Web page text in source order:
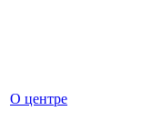
О центре